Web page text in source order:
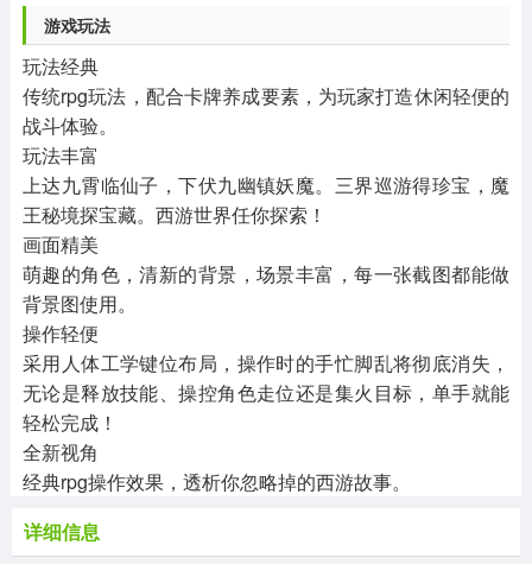
游戏玩法
玩法经典
传统rpg玩法，配合卡牌养成要素，为玩家打造休闲轻便的
战斗体验。
玩法丰富
上达九霄临仙子，下伏九幽镇妖魔。三界巡游得珍宝，魔
王秘境探宝藏。西游世界任你探索！
画面精美
萌趣的角色，清新的背景，场景丰富，每一张截图都能做
背景图使用。
操作轻便
采用人体工学键位布局，操作时的手忙脚乱将彻底消失，
无论是释放技能、操控角色走位还是集火目标，单手就能
轻松完成！
全新视角
经典rpg操作效果，透析你忽略掉的西游故事。
详细信息